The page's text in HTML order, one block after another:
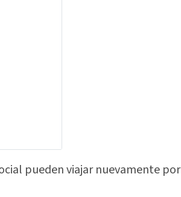
pueden viajar nuevamente por